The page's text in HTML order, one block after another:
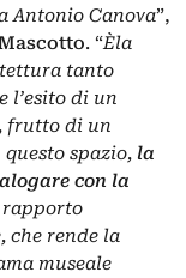
Antonio Canova”,
. “Èla
tanto
l’esito di un
frutto di un
spazio, la
con la
rapporto
che rende la
museale